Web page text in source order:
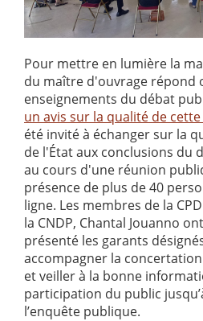
Pour mettre en lumière la
du maître d'ouvrage répond
enseignements du débat
un avis sur la qualité de
été invité à échanger sur la
de l'État aux conclusions du
au cours d'une réunion
présence de plus de 40
ligne. Les membres de la
la CNDP, Chantal Jouanno
présenté les garants
accompagner la concertation
et veiller à la bonne
participation du public
l’enquête publique.